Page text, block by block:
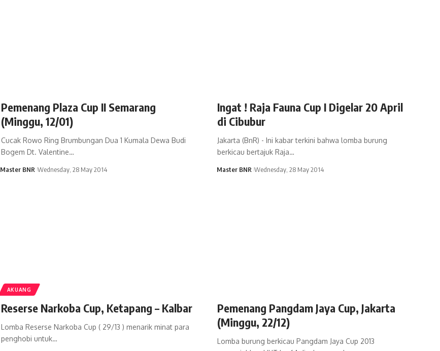
Pemenang Plaza Cup II Semarang
(Minggu, 12/01)
Cucak Rowo Ring Brumbungan Dua 1 Kumala Dewa Budi
Bogem Dt. Valentine…
Master BNR Wednesday, 28 May 2014
Ingat ! Raja Fauna Cup I Digelar 20 April
di Cibubur
Jakarta (BnR) - Ini kabar terkini bahwa lomba burung
berkicau bertajuk Raja…
Master BNR Wednesday, 28 May 2014
AKUANG
Reserse Narkoba Cup, Ketapang – Kalbar
Lomba Reserse Narkoba Cup ( 29/13 ) menarik minat para
penghobi untuk…
Pemenang Pangdam Jaya Cup, Jakarta
(Minggu, 22/12)
Lomba burung berkicau Pangdam Jaya Cup 2013